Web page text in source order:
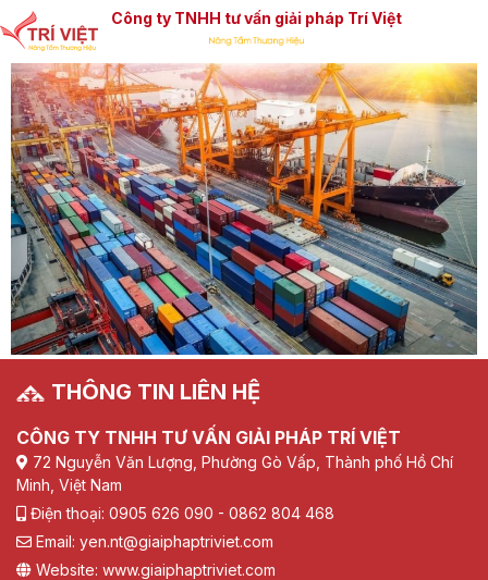
Công ty TNHH tư vấn giải pháp Trí Việt
THÔNG TIN LIÊN HỆ
CÔNG TY TNHH TƯ VẤN GIẢI PHÁP TRÍ VIỆT
72 Nguyễn Văn Lượng, Phường Gò Vấp, Thành phố Hồ Chí
Minh, Việt Nam
Điện thoại: 0905 626 090 - 0862 804 468
Email: yen.nt@giaiphaptriviet.com
Website: www.giaiphaptriviet.com